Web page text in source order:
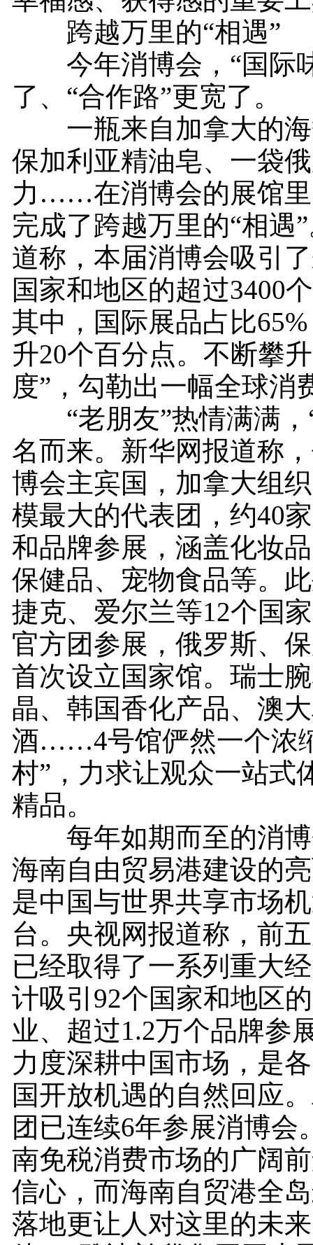
跨越万里的“相遇”
今年消博会，“国际
了、“合作路”更宽了。
一瓶来自加拿大的海
保加利亚精油皂、一袋
力……在消博会的展馆
完成了跨越万里的“相遇
道称，本届消博会吸引
国家和地区的超过3400
其中，国际展品占比
升20个百分点。不断攀
度”，勾勒出一幅全球消
“老朋友”热情满满，
名而来。新华网报道称
博会主宾国，加拿大组
模最大的代表团，约40
和品牌参展，涵盖化妆
保健品、宠物食品等。
捷克、爱尔兰等12个国
官方团参展，俄罗斯、
首次设立国家馆。瑞士
晶、韩国香化产品、澳
酒……4号馆俨然一个浓
村”，力求让观众一站式
精品。
每年如期而至的消博
海南自由贸易港建设的
是中国与世界共享市场
台。央视网报道称，前
已经取得了一系列重大
计吸引92个国家和地区
业、超过1.2万个品牌参
力度深耕中国市场，是
国开放机遇的自然回应
团已连续6年参展消博会
南免税消费市场的广阔
信心，而海南自贸港全
落地更让人对这里的未